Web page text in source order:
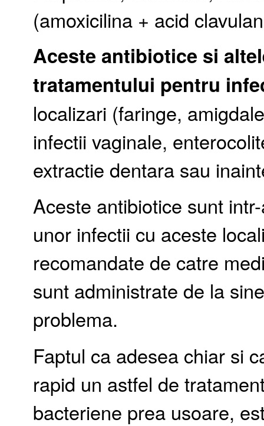
(amoxicilina + acid
Aceste antibiotice si
tratamentului pentru
localizari (faringe,
infectii vaginale,
extractie dentara sau
Aceste antibiotice sunt
unor infectii cu aceste
recomandate de catre
sunt administrate de la
problema.
Faptul ca adesea chiar si
rapid un astfel de
bacteriene prea usoare,